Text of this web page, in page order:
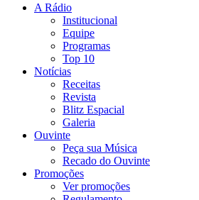
A Rádio
Institucional
Equipe
Programas
Top 10
Notícias
Receitas
Revista
Blitz Espacial
Galeria
Ouvinte
Peça sua Música
Recado do Ouvinte
Promoções
Ver promoções